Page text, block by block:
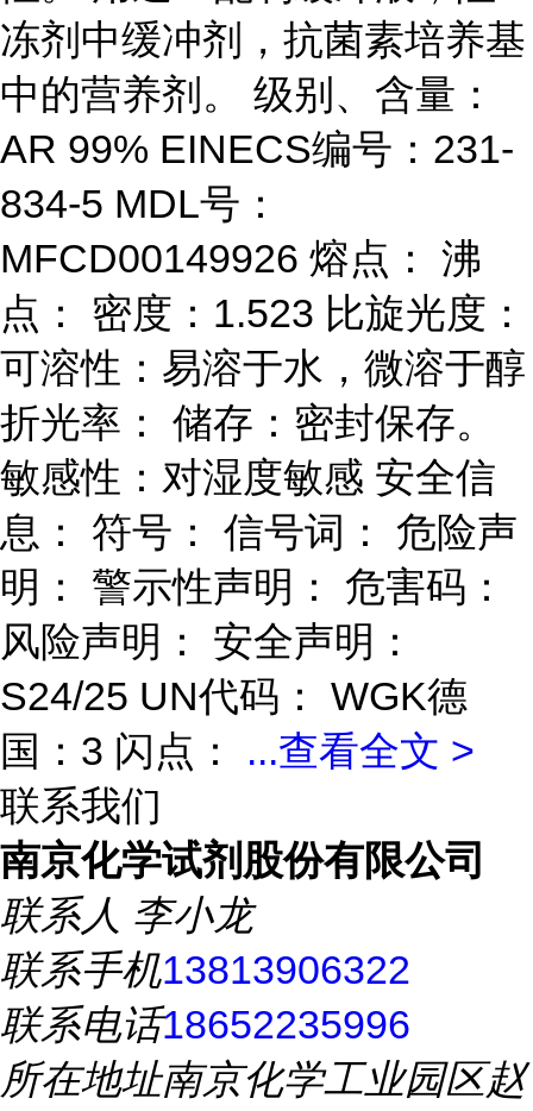
冻剂中缓冲剂，抗菌素培养基
中的营养剂。 级别、含量：
AR 99% EINECS编号：231-
834-5 MDL号：
MFCD00149926 熔点： 沸
点： 密度：1.523 比旋光度：
可溶性：易溶于水，微溶于醇
折光率： 储存：密封保存。
敏感性：对湿度敏感 安全信
息： 符号： 信号词： 危险声
明： 警示性声明： 危害码：
风险声明： 安全声明：
S24/25 UN代码： WGK德
国：3 闪点： ...查看全文 >
联系我们
南京化学试剂股份有限公司
联系人 李小龙
联系手机13813906322
联系电话18652235996
所在地址南京化学工业园区赵